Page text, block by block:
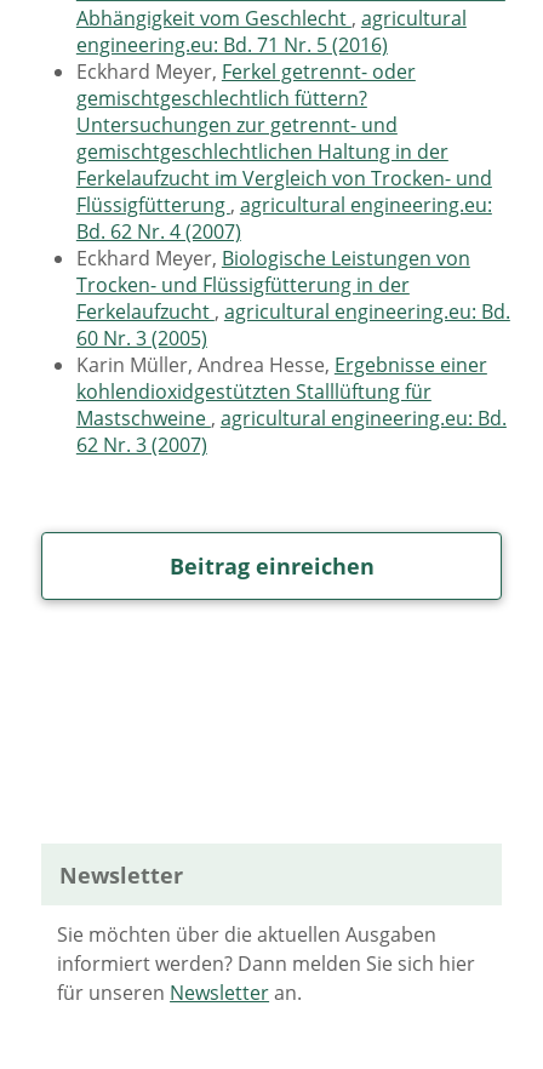
Abhängigkeit vom Geschlecht , agricultural
engineering.eu: Bd. 71 Nr. 5 (2016)
Eckhard Meyer, Ferkel getrennt- oder
gemischtgeschlechtlich füttern?
Untersuchungen zur getrennt- und
gemischtgeschlechtlichen Haltung in der
Ferkelaufzucht im Vergleich von Trocken- und
Flüssigfütterung , agricultural engineering.eu:
Bd. 62 Nr. 4 (2007)
Eckhard Meyer, Biologische Leistungen von
Trocken- und Flüssigfütterung in der
Ferkelaufzucht , agricultural engineering.eu: Bd.
60 Nr. 3 (2005)
Karin Müller, Andrea Hesse, Ergebnisse einer
kohlendioxidgestützten Stalllüftung für
Mastschweine , agricultural engineering.eu: Bd.
62 Nr. 3 (2007)
Beitrag einreichen
Newsletter
Sie möchten über die aktuellen Ausgaben
informiert werden? Dann melden Sie sich hier
für unseren Newsletteran.